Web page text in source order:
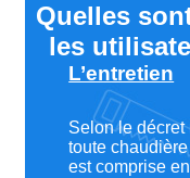
Quelles
les
L’entretien
Selon le décret
toute
est comprise